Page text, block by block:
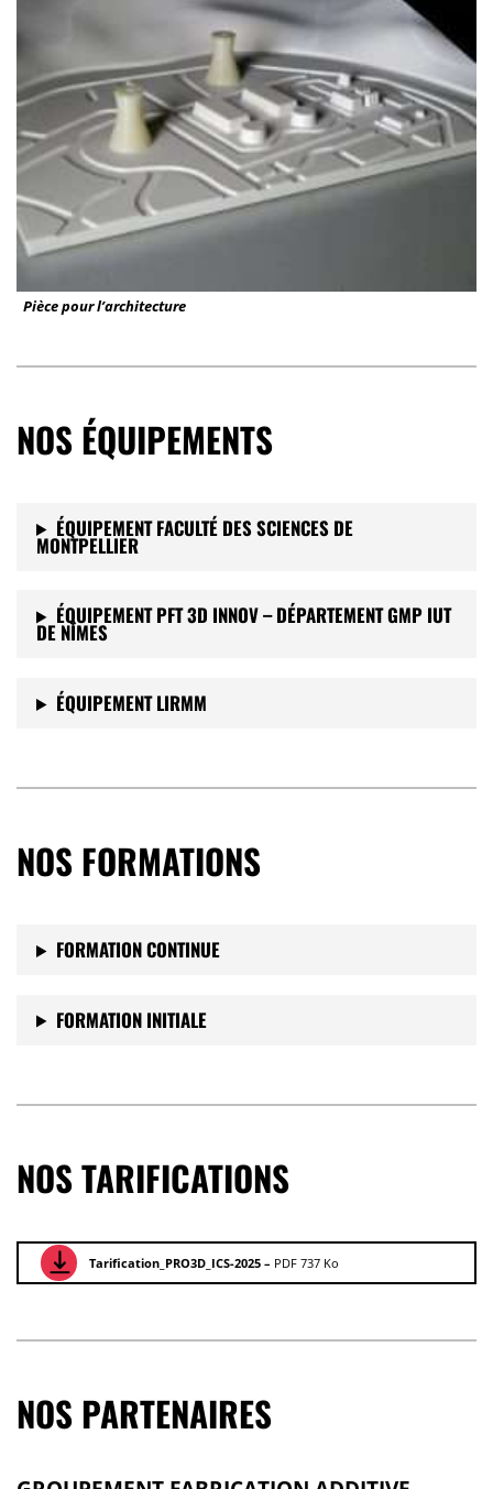
Pièce pour l’architecture
NOS ÉQUIPEMENTS
ÉQUIPEMENT FACULTÉ DES SCIENCES DE
MONTPELLIER
ÉQUIPEMENT PFT 3D INNOV – DÉPARTEMENT GMP IUT
DE NÎMES
ÉQUIPEMENT LIRMM
NOS FORMATIONS
FORMATION CONTINUE
FORMATION INITIALE
NOS TARIFICATIONS
Tarification_PRO3D_ICS-2025 – PDF 737 Ko
NOS PARTENAIRES